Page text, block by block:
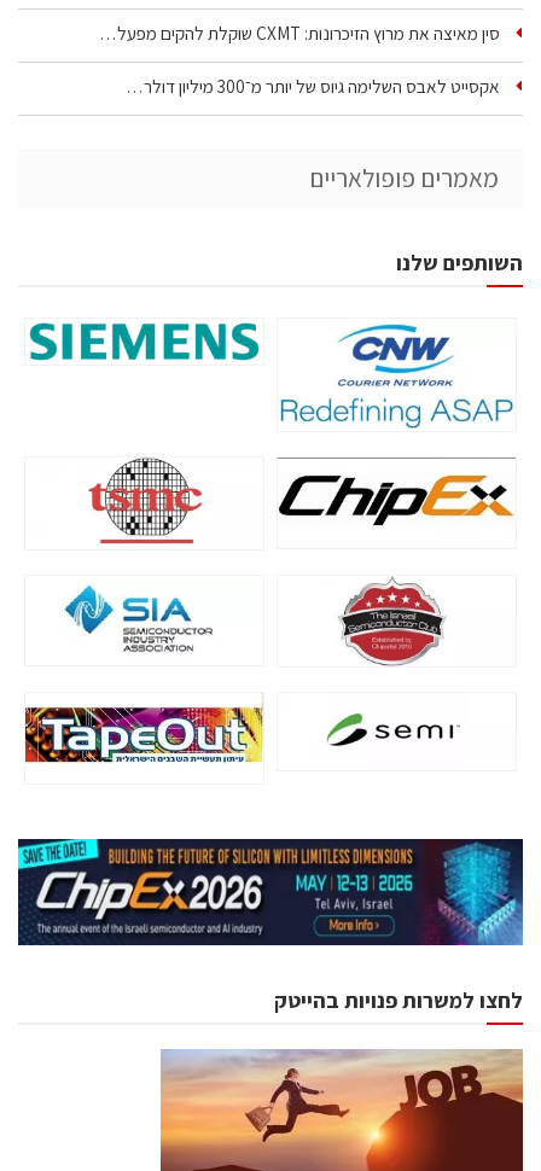
סין מאיצה את מרוץ הזיכרונות: CXMT שוקלת להקים מפעל…
אקסייט לאבס השלימה גיוס של יותר מ־300 מיליון דולר…
מאמרים פופולאריים
השותפים שלנו
לחצו למשרות פנויות בהייטק